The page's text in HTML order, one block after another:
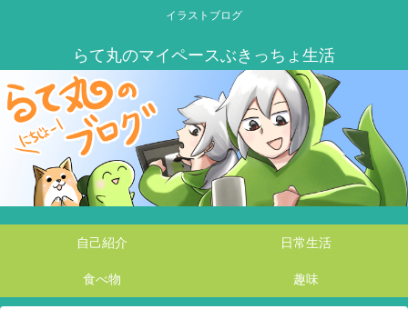
イラストブログ
自己紹介 日常生活
食べ物 趣味